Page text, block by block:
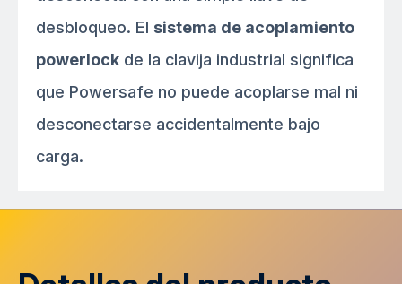
desbloqueo. El sistema de acoplamiento
powerlock de la clavija industrial significa
que Powersafe no puede acoplarse mal ni
desconectarse accidentalmente bajo
carga.